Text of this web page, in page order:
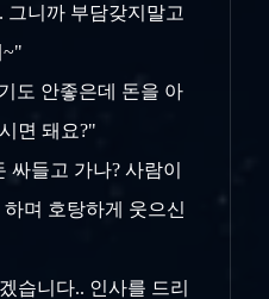
그니까 부담갖지말고
~"
도 안좋은데 돈을 아
면 돼요?"
들고 가나? 사람이
며 호탕하게 웃으신
습니다.. 인사를 드리